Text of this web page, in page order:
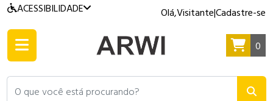
ACESSIBILIDADE Olá,Visitante|Cadastre-se
O que você está procurando?
0